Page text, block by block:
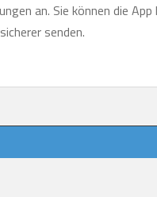
an. Sie können die
senden.